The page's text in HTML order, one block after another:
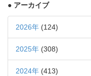
● アーカイブ
2026年 (124)
2025年 (308)
2024年 (413)